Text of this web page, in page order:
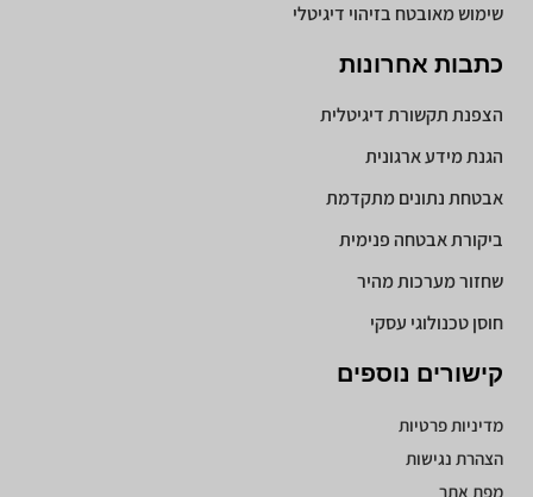
קישורים נוספים
מדיניות פרטיות
הצהרת נגישות
מפת אתר
כתבות אחרונות
הצפנת תקשורת דיגיטלית
הגנת מידע ארגונית
אבטחת נתונים מתקדמת
ביקורת אבטחה פנימית
שחזור מערכות מהיר
חוסן טכנולוגי עסקי
שימוש מאובטח בזיהוי דיגיטלי